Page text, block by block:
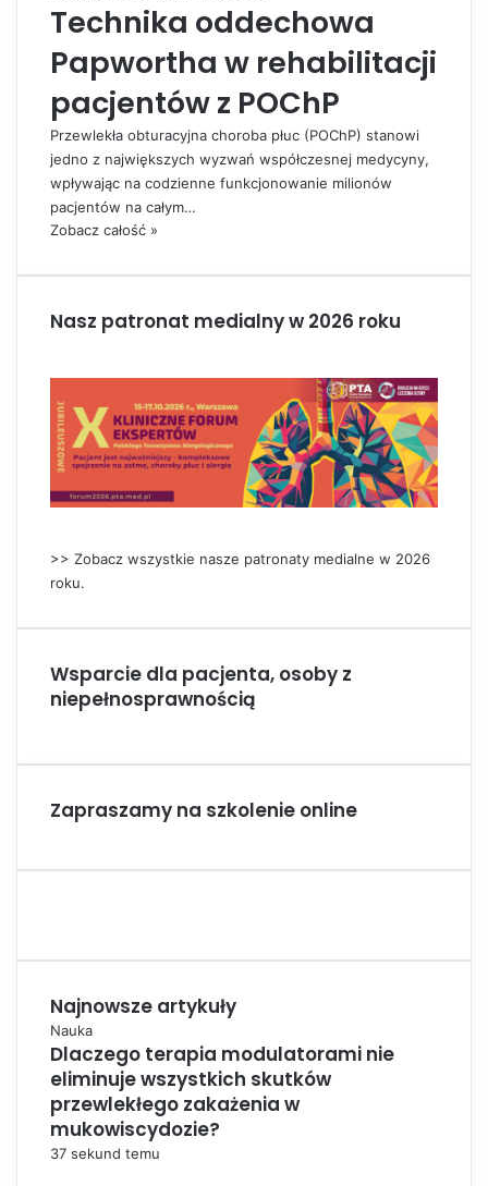
Technika oddechowa
Papwortha w rehabilitacji
pacjentów z POChP
Przewlekła obturacyjna choroba płuc (POChP) stanowi
jedno z największych wyzwań współczesnej medycyny,
wpływając na codzienne funkcjonowanie milionów
pacjentów na całym…
Zobacz całość »
Nasz patronat medialny w 2026 roku
>> Zobacz wszystkie nasze patronaty medialne w 2026
roku.
Wsparcie dla pacjenta, osoby z
niepełnosprawnością
Zapraszamy na szkolenie online
Najnowsze artykuły
Nauka
Dlaczego terapia modulatorami nie
eliminuje wszystkich skutków
przewlekłego zakażenia w
mukowiscydozie?
37 sekund temu